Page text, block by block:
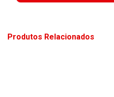
Produtos Relacionados